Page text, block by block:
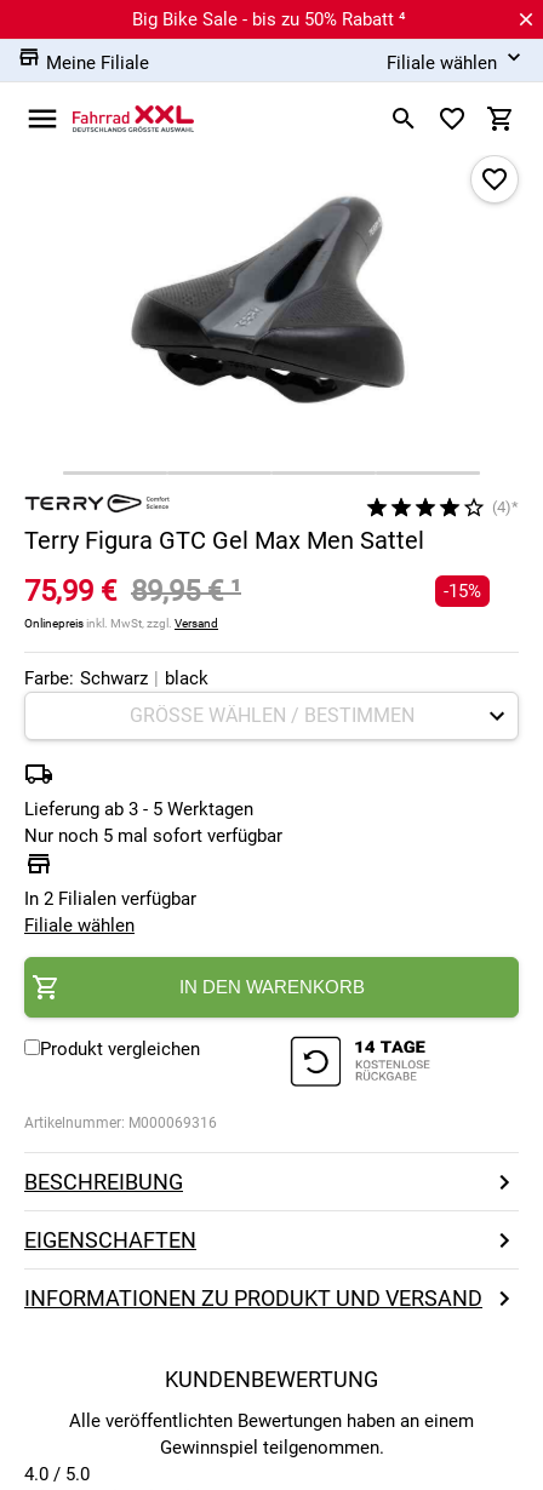
Big Bike Sale - bis zu 50% Rabatt ⁴
Meine Filiale
Filiale wählen
(4)*
Terry Figura GTC Gel Max Men Sattel
75,99 € 89,95 €¹
Onlinepreisinkl. MwSt, zzgl. Versand
-15%
Farbe: Schwarz | black
Lieferung ab 3 - 5 Werktagen
Nur noch 5 mal sofort verfügbar
In 2 Filialen verfügbar
Filiale wählen
IN DEN WARENKORB
Produkt vergleichen
Artikelnummer: M000069316
BESCHREIBUNG
EIGENSCHAFTEN
INFORMATIONEN ZU PRODUKT UND VERSAND
KUNDENBEWERTUNG
Alle veröffentlichten Bewertungen haben an einem
Gewinnspiel teilgenommen.
4.0 / 5.0